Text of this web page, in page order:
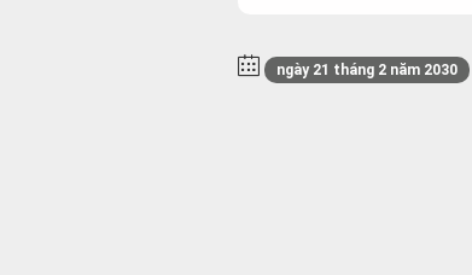
ngày 21 tháng 2 năm 2030